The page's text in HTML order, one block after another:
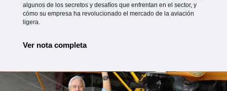
algunos de los secretos y desafíos que enfrentan en el sector, y
cómo su empresa ha revolucionado el mercado de la aviación
ligera.
Ver nota completa